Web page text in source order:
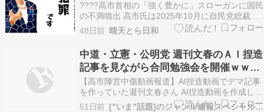
????高市首相の「強く豊かに」スローガンに国民
の不満噴出 高市氏は2025年10月に自民党総裁選
で勝利し、日本初の女性首相に就任。公明党との
連立離脱後、日本維新の会と組み、2026年2月の
衆院選で与党勝利した。就任時の支持率は65%以
上だったが、最近の調査で54.3%に低下し…
48日前 晴天とら日和
中道・立憲・公明党 週刊文春のＡＩ捏造
記事を見ながら合同勉強会を開催ｗｗｗ
ｗｗｗｗｗｗｗｗｗ
【高市陣営中傷動画報道】AI捏造動画でデマ記事
を作っていた週刊文春さん AI捏造動画を作成した
松井健に釣られまくってて恥ずかしすぎると話題
51日前 [”いま”話題]のジャンル速報スペシャルまとめ